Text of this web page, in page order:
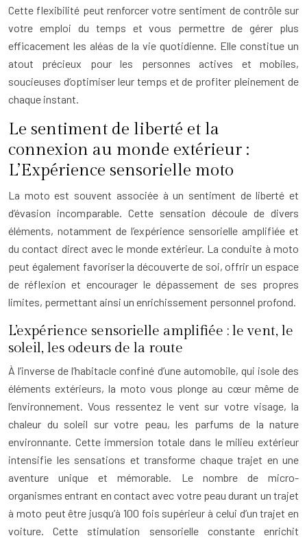
Cette flexibilité peut renforcer votre sentiment de contrôle sur
votre emploi du temps et vous permettre de gérer plus
efficacement les aléas de la vie quotidienne. Elle constitue un
atout précieux pour les personnes actives et mobiles,
soucieuses d’optimiser leur temps et de profiter pleinement de
chaque instant.
Le sentiment de liberté et la
connexion au monde extérieur :
L’Expérience sensorielle moto
La moto est souvent associée à un sentiment de liberté et
d’évasion incomparable. Cette sensation découle de divers
éléments, notamment de l’expérience sensorielle amplifiée et
du contact direct avec le monde extérieur. La conduite à moto
peut également favoriser la découverte de soi, offrir un espace
de réflexion et encourager le dépassement de ses propres
limites, permettant ainsi un enrichissement personnel profond.
L’expérience sensorielle amplifiée : le vent, le
soleil, les odeurs de la route
À l’inverse de l’habitacle confiné d’une automobile, qui isole des
éléments extérieurs, la moto vous plonge au cœur même de
l’environnement. Vous ressentez le vent sur votre visage, la
chaleur du soleil sur votre peau, les parfums de la nature
environnante. Cette immersion totale dans le milieu extérieur
intensifie les sensations et transforme chaque trajet en une
aventure unique et mémorable. Le nombre de micro-
organismes entrant en contact avec votre peau durant un trajet
à moto peut être jusqu’à 100 fois supérieur à celui d’un trajet en
voiture. Cette stimulation sensorielle constante enrichit